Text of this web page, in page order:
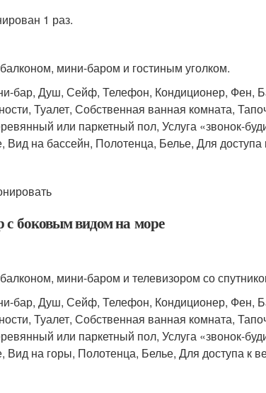
1 раз.
мини-баром и гостиным уголком.
бар, Душ, Сейф, Телефон, Кондиционер, Фен,
Туалет, Собственная ванная комната,
или паркетный пол, Услуга «звонок-
Вид на бассейн, Полотенца, Белье, Для
боковым видом на море
мини-баром и телевизором со
бар, Душ, Сейф, Телефон, Кондиционер, Фен,
Туалет, Собственная ванная комната,
или паркетный пол, Услуга «звонок-
Вид на горы, Полотенца, Белье, Для доступа к